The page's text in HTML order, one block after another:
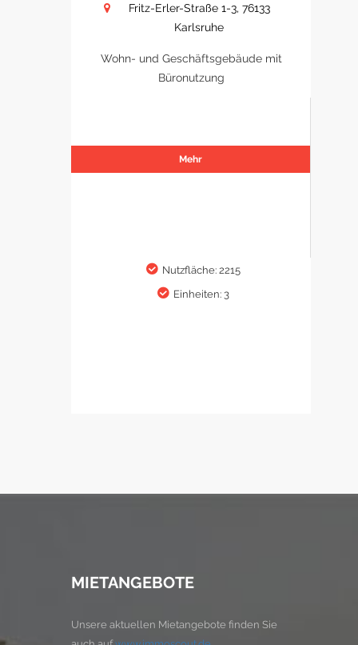
Fritz-Erler-Straße 1-3, 76133
Karlsruhe
Wohn- und Geschäftsgebäude mit
Büronutzung
Mehr
Nutzfläche: 2215
Einheiten: 3
MIETANGEBOTE
Unsere aktuellen Mietangebote finden Sie